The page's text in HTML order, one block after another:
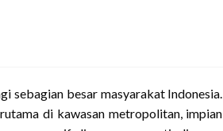
sebagian besar masyarakat Indonesia.
di kawasan metropolitan, impian